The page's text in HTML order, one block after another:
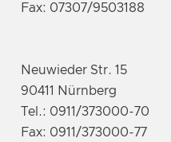
Fax: 07307/9503188
Neuwieder Str. 15
90411 Nürnberg
Tel.: 0911/373000-70
Fax: 0911/373000-77